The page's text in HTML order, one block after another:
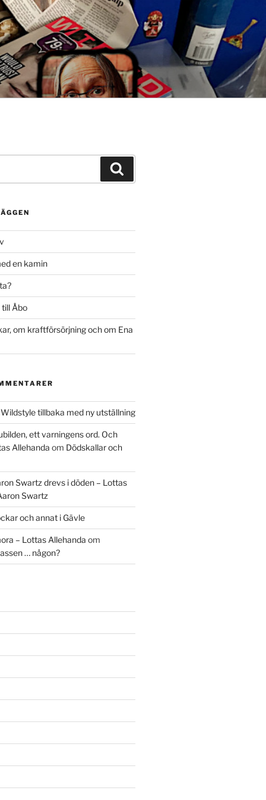
en kamin
Åbo
om kraftförsörjning och om Ena
Wildstyle tillbaka med ny utställning
ett varningens ord. Och
Allehanda om Dödskallar och
Swartz drevs i döden – Lottas
Swartz
och annat i Gävle
– Lottas Allehanda om
… någon?